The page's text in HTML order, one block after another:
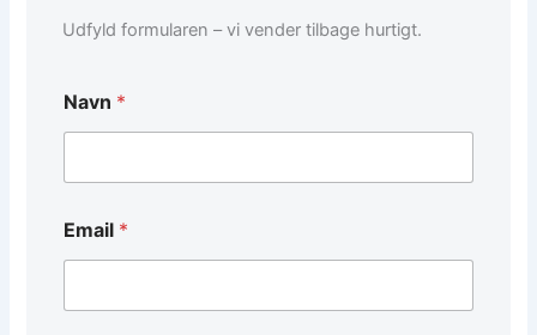
Udfyld formularen – vi vender tilbage hurtigt.
Navn *
T
e
e
Email *